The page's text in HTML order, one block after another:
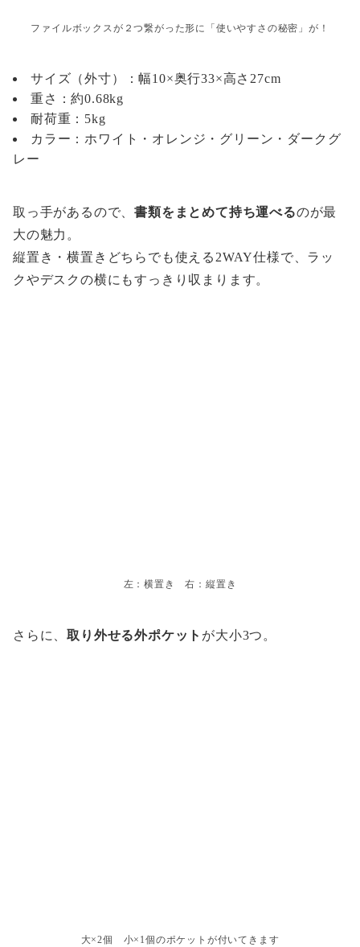
ファイルボックスが２つ繋がった形に「使いやすさの秘密」が！
サイズ（外寸）：幅10×奥行33×高さ27cm
重さ：約0.68kg
耐荷重：5kg
カラー：ホワイト・オレンジ・グリーン・ダークグ
レー
取っ手があるので、書類をまとめて持ち運べるのが最
大の魅力。
縦置き・横置きどちらでも使える2WAY仕様で、ラッ
クやデスクの横にもすっきり収まります。
左：横置き 右：縦置き
さらに、取り外せる外ポケット が大小3つ。
大×2個 小×1個のポケットが付いてきます